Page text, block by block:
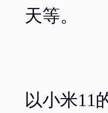
天等。
以小米11